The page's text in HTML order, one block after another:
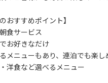
おすすめポイント】
食サービス
お好きなだけ
メニューもあり、連泊でも楽し
洋食など選べるメニュー